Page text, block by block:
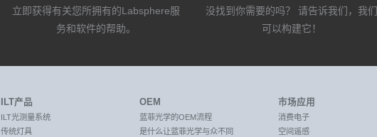
立即获得有关您所拥有的Labsphere服
务和软件的帮助。
没找到你需要的吗？ 请告诉我们，我们
可以构建它！
ILT产品
ILT光测量系统
传统灯具
OEM
蓝菲光学的OEM流程
是什么让蓝菲光学与众不同
市场应用
消费电子
空间遥感